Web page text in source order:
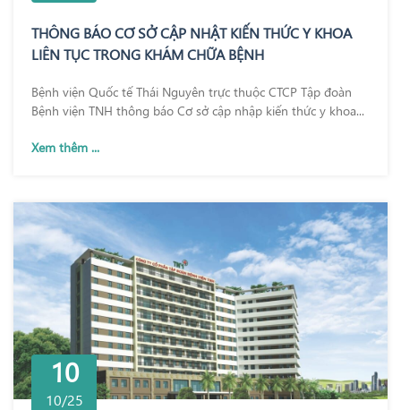
THÔNG BÁO CƠ SỞ CẬP NHẬT KIẾN THỨC Y KHOA
LIÊN TỤC TRONG KHÁM CHỮA BỆNH
Bệnh viện Quốc tế Thái Nguyên trực thuộc CTCP Tập đoàn
Bệnh viện TNH thông báo Cơ sở cập nhập kiến thức y khoa...
Xem thêm ...
10
10/25